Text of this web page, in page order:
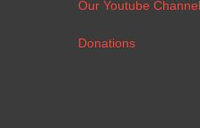
Our Youtube Channel
Donations